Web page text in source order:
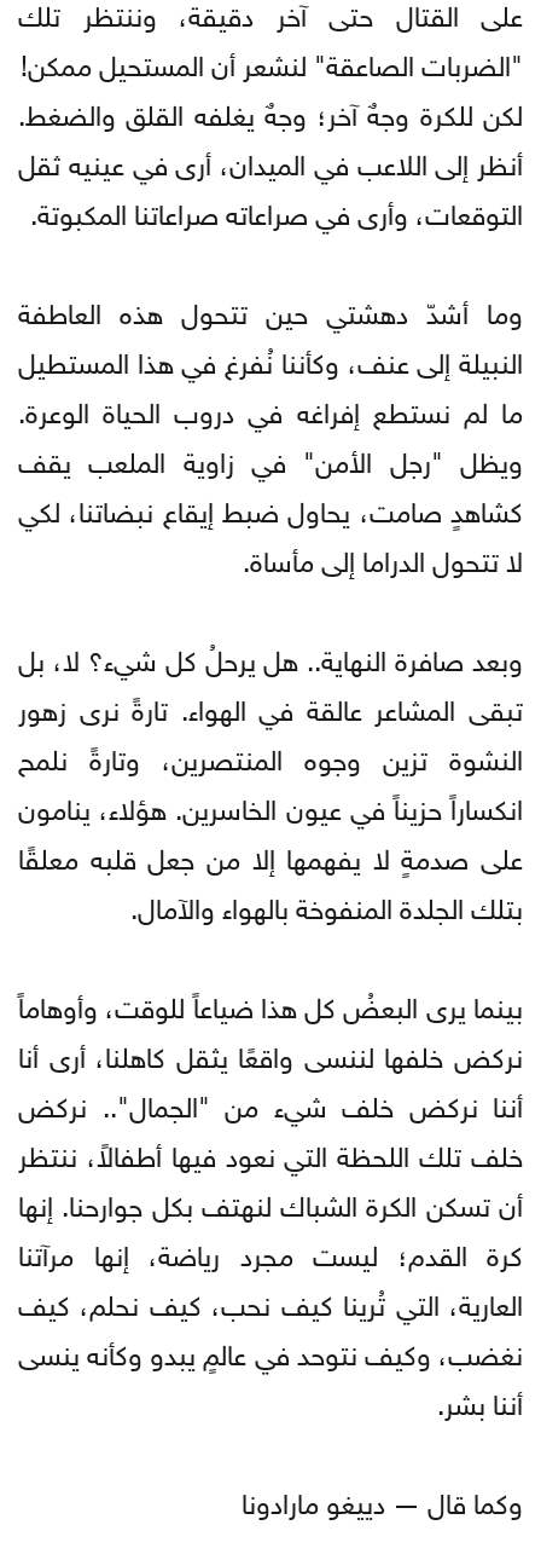
على القتال حتى آخر دقيقة، وننتظر تلك
"الضربات الصاعقة" لنشعر أن المستحيل ممكن!
​لكن للكرة وجهٌ آخر؛ وجهٌ يغلفه القلق والضغط.
أنظر إلى اللاعب في الميدان، أرى في عينيه ثقل
التوقعات، وأرى في صراعاته صراعاتنا المكبوتة.
وما أشدّ دهشتي حين تتحول هذه العاطفة
النبيلة إلى عنف، وكأننا نُفرغ في هذا المستطيل
ما لم نستطع إفراغه في دروب الحياة الوعرة.
ويظل "رجل الأمن" في زاوية الملعب يقف
كشاهدٍ صامت، يحاول ضبط إيقاع نبضاتنا، لكي
لا تتحول الدراما إلى مأساة.
​وبعد صافرة النهاية.. هل يرحلُ كل شيء؟ لا، بل
تبقى المشاعر عالقة في الهواء. تارةً نرى زهور
النشوة تزين وجوه المنتصرين، وتارةً نلمح
انكساراً حزيناً في عيون الخاسرين. هؤلاء، ينامون
على صدمةٍ لا يفهمها إلا من جعل قلبه معلقًا
بتلك الجلدة المنفوخة بالهواء والآمال.
​بينما يرى البعضُ كل هذا ضياعاً للوقت، وأوهاماً
نركض خلفها لننسى واقعًا يثقل كاهلنا، أرى أنا
أننا نركض خلف شيء من "الجمال".. نركض
خلف تلك اللحظة التي نعود فيها أطفالاً، ننتظر
أن تسكن الكرة الشباك لنهتف بكل جوارحنا. إنها
كرة القدم؛ ليست مجرد رياضة، إنها مرآتنا
العارية، التي تُرينا كيف نحب، كيف نحلم، كيف
نغضب، وكيف نتوحد في عالمٍ يبدو وكأنه ينسى
أننا بشر.
وكما قال — دييغو مارادونا